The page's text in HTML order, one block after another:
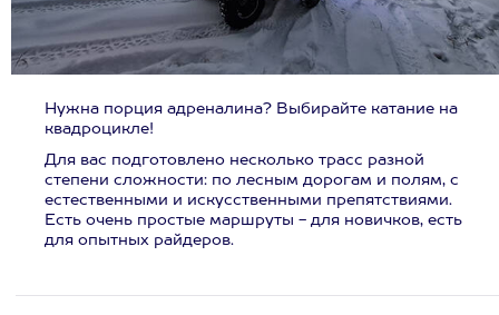
Нужна порция адреналина? Выбирайте катание на
квадроцикле!
Для вас подготовлено несколько трасс разной
степени сложности: по лесным дорогам и полям, с
естественными и искусственными препятствиями.
Есть очень простые маршруты - для новичков, есть
для опытных райдеров.